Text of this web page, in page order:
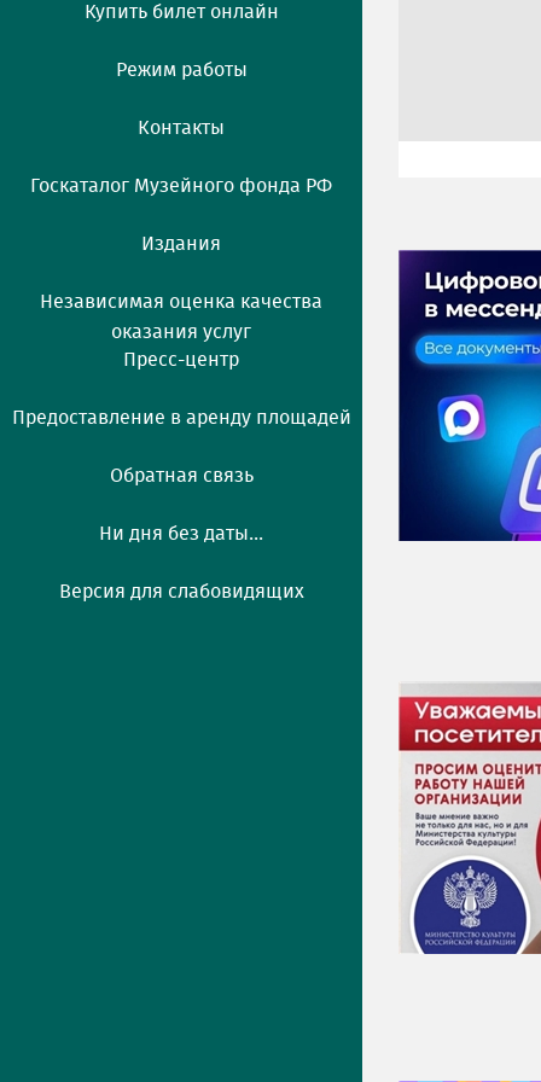
Купить билет онлайн
Режим работы
Контакты
Госкаталог Музейного фонда РФ
Издания
Независимая оценка качества
оказания услуг
Пресс-центр
Предоставление в аренду площадей
Обратная связь
Ни дня без даты...
Версия для слабовидящих